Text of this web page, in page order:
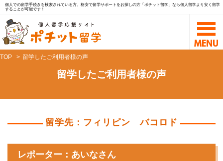
個人での留学手続きを検索されている方、格安で留学サポートをお探しの方「ポチット留学」なら個人留学より安く留学
することが可能です！
TOP 留学したご利用者様の声
留学したご利用者様の声
留学先：フィリピン バコロド
レポーター：あいなさん